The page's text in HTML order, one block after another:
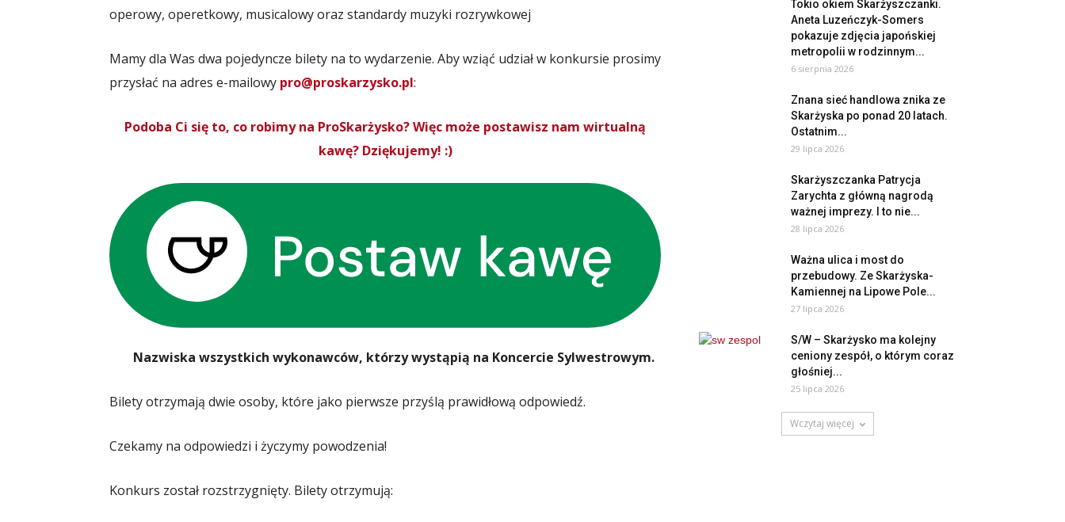
operowy, operetkowy, musicalowy oraz standardy muzyki rozrywkowej
Mamy dla Was dwa pojedyncze bilety na to wydarzenie. Aby wziąć udział w konkursie prosimy
przysłać na adres e-mailowy pro@proskarzysko.pl:
Podoba Ci się to, co robimy na ProSkarżysko? Więc może postawisz nam wirtualną
kawę? Dziękujemy! :)
Nazwiska wszystkich wykonawców, którzy wystąpią na Koncercie Sylwestrowym.
Bilety otrzymają dwie osoby, które jako pierwsze przyślą prawidłową odpowiedź.
Czekamy na odpowiedzi i życzymy powodzenia!
Konkurs został rozstrzygnięty. Bilety otrzymują:
Tokio okiem Skarżyszczanki.
Aneta Luzeńczyk-Somers
pokazuje zdjęcia japońskiej
metropolii w rodzinnym...
6 sierpnia 2026
Znana sieć handlowa znika ze
Skarżyska po ponad 20 latach.
Ostatnim...
29 lipca 2026
Skarżyszczanka Patrycja
Zarychta z główną nagrodą
ważnej imprezy. I to nie...
28 lipca 2026
Ważna ulica i most do
przebudowy. Ze Skarżyska-
Kamiennej na Lipowe Pole...
27 lipca 2026
S/W – Skarżysko ma kolejny
ceniony zespół, o którym coraz
głośniej...
25 lipca 2026
Wczytaj więcej